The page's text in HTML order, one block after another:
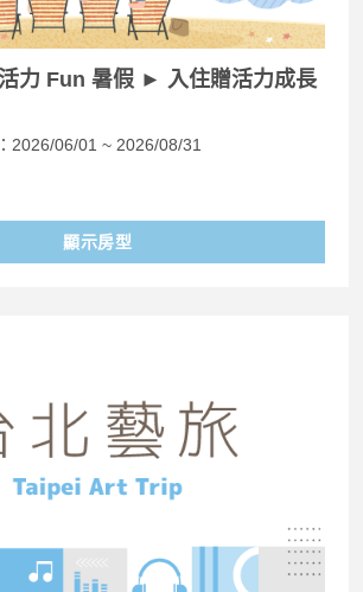
力 Fun 暑假 ► 入住贈活力成長
2026/06/01 ~ 2026/08/31
顯示房型